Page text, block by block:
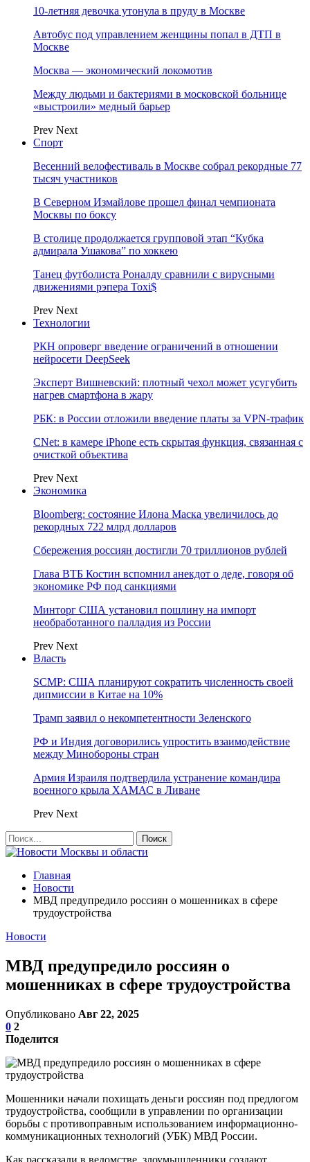
10-летняя девочка утонула в пруду в Москве
Автобус под управлением женщины попал в ДТП в
Москве
Москва — экономический локомотив
Между людьми и бактериями в московской больнице
«выстроили» медный барьер
Prev Next
Спорт
Весенний велофестиваль в Москве собрал рекордные 77
тысяч участников
В Северном Измайлове прошел финал чемпионата
Москвы по боксу
В столице продолжается групповой этап “Кубка
адмирала Ушакова” по хоккею
Танец футболиста Роналду сравнили с вирусными
движениями рэпера Toxi$
Prev Next
Технологии
РКН опроверг введение ограничений в отношении
нейросети DeepSeek
Эксперт Вишневский: плотный чехол может усугубить
нагрев смартфона в жару
РБК: в России отложили введение платы за VPN-трафик
CNet: в камере iPhone есть скрытая функция, связанная с
очисткой объектива
Prev Next
Экономика
Bloomberg: состояние Илона Маска увеличилось до
рекордных 722 млрд долларов
Сбережения россиян достигли 70 триллионов рублей
Глава ВТБ Костин вспомнил анекдот о деде, говоря об
экономике РФ под санкциями
Минторг США установил пошлину на импорт
необработанного палладия из России
Prev Next
Власть
SCMP: США планируют сократить численность своей
дипмиссии в Китае на 10%
Трамп заявил о некомпетентности Зеленского
РФ и Индия договорились упростить взаимодействие
между Минобороны стран
Армия Израиля подтвердила устранение командира
военного крыла ХАМАС в Ливане
Prev Next
Главная
Новости
МВД предупредило россиян о мошенниках в сфере
трудоустройства
Новости
МВД предупредило россиян о
мошенниках в сфере трудоустройства
Опубликовано Авг 22, 2025
0 2
Поделится
Мошенники начали похищать деньги россиян под предлогом
трудоустройства, сообщили в управлении по организации
борьбы с противоправным использованием информационно-
коммуникационных технологий (УБК) МВД России.
Как рассказали в ведомстве, злоумышленники создают